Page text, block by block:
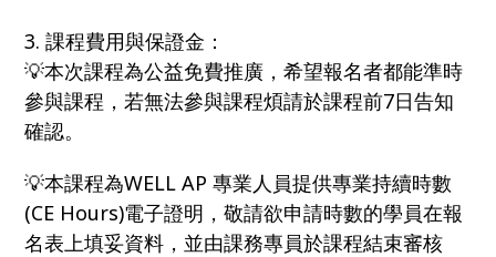
3. 課程費用與保證金：
💡本次課程為公益免費推廣，希望報名者都能準時
參與課程，若無法參與課程煩請於課程前7日告知
確認。
💡本課程為WELL AP 專業人員提供專業持續時數
(CE Hours)電子證明，敬請欲申請時數的學員在報
名表上填妥資料，並由課務專員於課程結束審核